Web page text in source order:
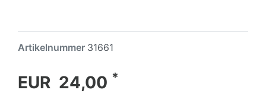
Artikelnummer 31661
EUR 24,00 *